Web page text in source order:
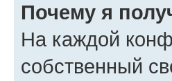
Почему я
На каждой
собственный